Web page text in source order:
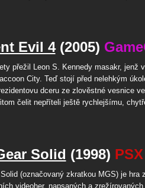
Evil 4(2005)
přežil Leon S. Kennedy masakr, jenž
City. Teď stojí před nelehkým
dceru ze zlověstné vesnice
čelit nepříteli ještě rychlejšímu,
Solid (1998) PSX
(označovaný zkratkou MGS) je hra
videoher, napsaných a zrežírovaných